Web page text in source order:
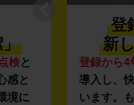
」
検と
感と
境に
登
新
登録から4
導入し、
います。